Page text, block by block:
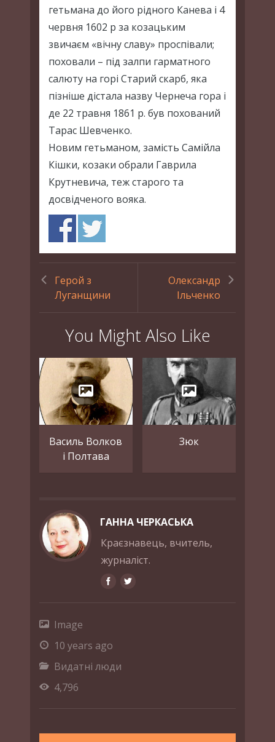
гетьмана до його рідного Канева і 4
червня 1602 р за козацьким
звичаєм «вічну славу» проспівали;
поховали – під залпи гарматного
салюту на горі Старий скарб, яка
пізніше дістала назву Чернеча гора і
де 22 травня 1861 р. був похований
Тарас Шевченко.
Новим гетьманом, замість Самійла
Кішки, козаки обрали Гаврила
Крутневича, теж старого та
досвідченого вояка.
Герой з
Луганщини
Олександр
Ільченко
You Might Also Like
Василь Волков
і Полтава
Зюк
ГАННА ЧЕРКАСЬКА
Краєзнавець, вчитель,
журналіст.
Image
10 years ago
Видатні люди
4,796